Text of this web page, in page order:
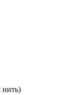
нить)